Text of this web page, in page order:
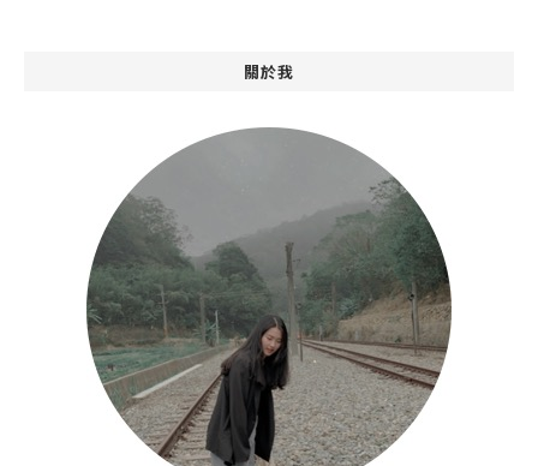
關於我